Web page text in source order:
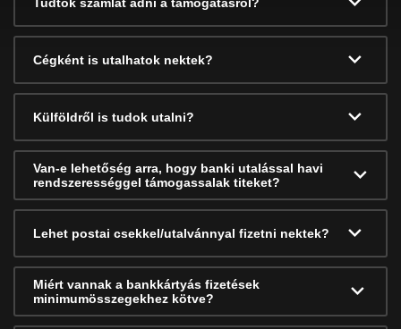
Cégként is utalhatok nektek?
Külföldről is tudok utalni?
Van-e lehetőség arra, hogy banki utalással havi
rendszerességgel támogassalak titeket?
Lehet postai csekkel/utalvánnyal fizetni nektek?
Miért vannak a bankkártyás fizetések
minimumösszegekhez kötve?